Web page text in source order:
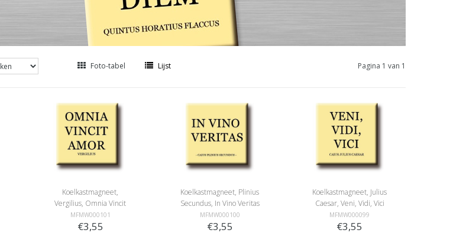
Foto-tabel Lijst Pagina 1 van 1
Koelkastmagneet,
Vergilius, Omnia Vincit
Amor
MFMW000101
€3,55
Koelkastmagneet, Plinius
Secundus, In Vino Veritas
MFMW000100
€3,55
Koelkastmagneet, Julius
Caesar, Veni, Vidi, Vici
MFMW000099
€3,55